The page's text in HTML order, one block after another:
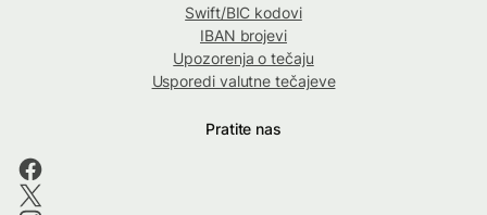
Swift/BIC kodovi
IBAN brojevi
Upozorenja o tečaju
Usporedi valutne tečajeve
Pratite nas